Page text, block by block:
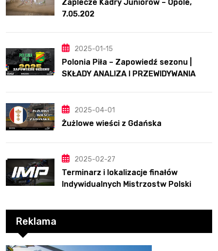
Zaplecze Kadry Juniorów – Opole,
7.05.202
2025-01-15
Polonia Piła – Zapowiedź sezonu |
SKŁADY ANALIZA I PRZEWIDYWANIA
2025-04-01
Żużlowe wieści z Gdańska
2025-02-27
Terminarz i lokalizacje finałów
Indywidualnych Mistrzostw Polski
Reklama